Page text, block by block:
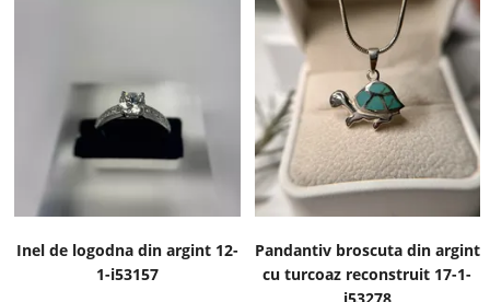
Inel de logodna din argint 12-
1-i53157
Pandantiv broscuta din argint
cu turcoaz reconstruit 17-1-